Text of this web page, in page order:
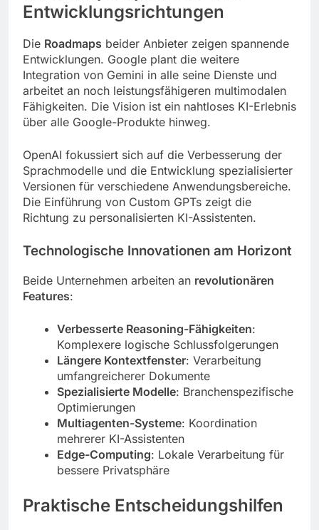
Entwicklungsrichtungen
Die Roadmaps beider Anbieter zeigen spannende
Entwicklungen. Google plant die weitere
Integration von Gemini in alle seine Dienste und
arbeitet an noch leistungsfähigeren multimodalen
Fähigkeiten. Die Vision ist ein nahtloses KI-Erlebnis
über alle Google-Produkte hinweg.
OpenAI fokussiert sich auf die Verbesserung der
Sprachmodelle und die Entwicklung spezialisierter
Versionen für verschiedene Anwendungsbereiche.
Die Einführung von Custom GPTs zeigt die
Richtung zu personalisierten KI-Assistenten.
Technologische Innovationen am Horizont
Beide Unternehmen arbeiten an revolutionären
Features:
Verbesserte Reasoning-Fähigkeiten:
Komplexere logische Schlussfolgerungen
Längere Kontextfenster: Verarbeitung
umfangreicherer Dokumente
Spezialisierte Modelle: Branchenspezifische
Optimierungen
Multiagenten-Systeme: Koordination
mehrerer KI-Assistenten
Edge-Computing: Lokale Verarbeitung für
bessere Privatsphäre
Praktische Entscheidungshilfen